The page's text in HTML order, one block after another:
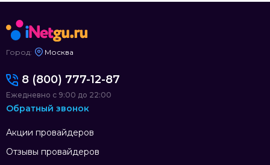
Город: Москва
Акции провайдеров
Отзывы провайдеров
8 (800) 777-12-87
Ежедневно с 9:00 до 22:00
Обратный звонок